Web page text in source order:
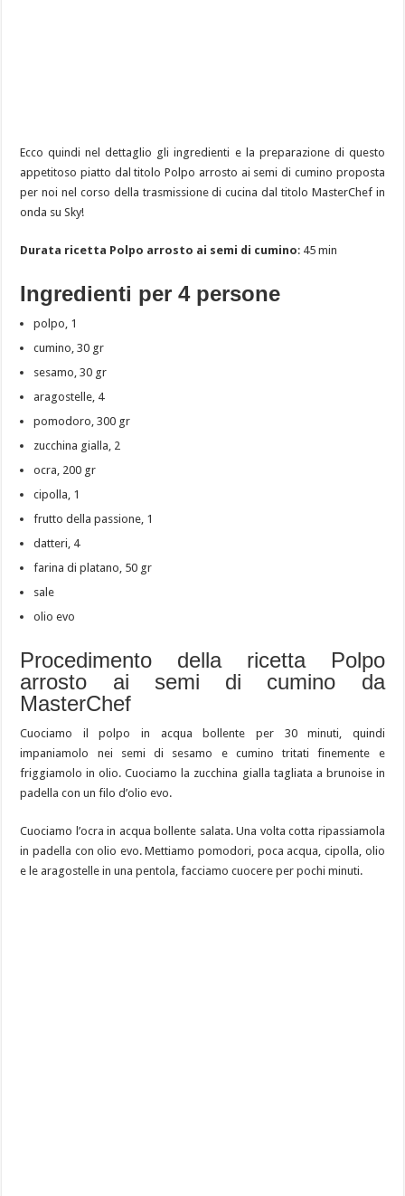
Ecco quindi nel dettaglio gli ingredienti e la preparazione di questo
appetitoso piatto dal titolo Polpo arrosto ai semi di cumino proposta
per noi nel corso della trasmissione di cucina dal titolo MasterChef in
onda su Sky!
Durata ricetta Polpo arrosto ai semi di cumino: 45 min
Ingredienti per 4 persone
polpo, 1
cumino, 30 gr
sesamo, 30 gr
aragostelle, 4
pomodoro, 300 gr
zucchina gialla, 2
ocra, 200 gr
cipolla, 1
frutto della passione, 1
datteri, 4
farina di platano, 50 gr
sale
olio evo
Procedimento della ricetta Polpo
arrosto ai semi di cumino da
MasterChef
Cuociamo il polpo in acqua bollente per 30 minuti, quindi
impaniamolo nei semi di sesamo e cumino tritati finemente e
friggiamolo in olio. Cuociamo la zucchina gialla tagliata a brunoise in
padella con un filo d’olio evo.
Cuociamo l’ocra in acqua bollente salata. Una volta cotta ripassiamola
in padella con olio evo. Mettiamo pomodori, poca acqua, cipolla, olio
e le aragostelle in una pentola, facciamo cuocere per pochi minuti.